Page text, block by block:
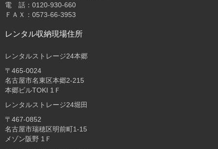
電 話：0120-930-660
ＦＡＸ：0573-66-3953
レンタル収納現場住所
レンタルストレージ24本郷
〒465-0024
名古屋市名東区本郷2-215
本郷ビルTOKI 1Ｆ
レンタルストレージ24堀田
〒467-0852
名古屋市瑞穂区明前町1-15
メゾン阪野 1Ｆ